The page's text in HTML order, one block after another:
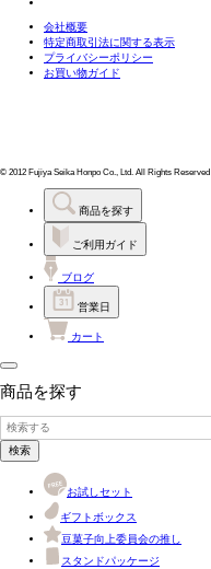
会社概要
特定商取引法に関する表示
プライバシーポリシー
お買い物ガイド
© 2012 Fujiya Seika Honpo Co., Ltd. All Rights Reserved
商品を探す
ご利用ガイド
ブログ
営業日
カート
商品を探す
検索
お試しセット
ギフトボックス
豆菓子向上委員会の推し
スタンドパッケージ